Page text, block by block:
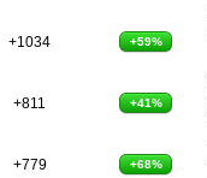
+1034 +59%
+811 +41%
+779 +68%